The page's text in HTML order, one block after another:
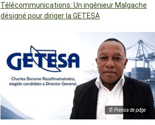
Télécommunications: Un ingénieur Malgache
désigné pour diriger la GETESA
© Prensa de pdge